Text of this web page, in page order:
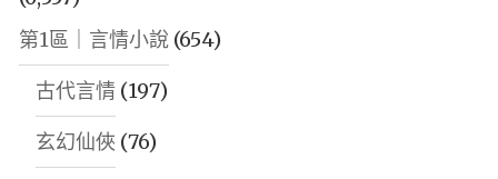
第1區｜言情小說(654)
古代言情(197)
玄幻仙俠 (76)